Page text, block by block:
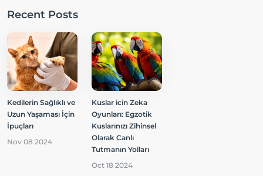
Recent Posts
Kedilerin Sağlıklı ve
Uzun Yaşaması İçin
İpuçları
Nov 08 2024
Kuslar icin Zeka
Oyunları: Egzotik
Kuslarınızı Zihinsel
Olarak Canlı
Tutmanın Yolları
Oct 18 2024